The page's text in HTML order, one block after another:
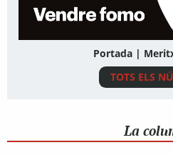
Portada |
TOTS ELS
La